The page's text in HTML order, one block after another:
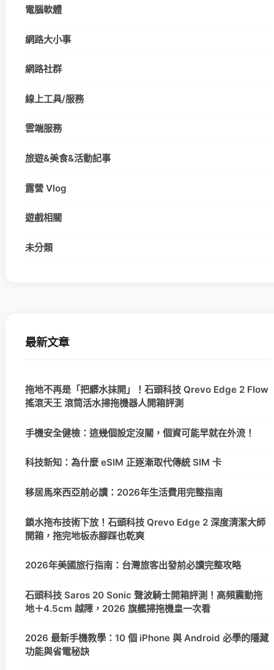
電腦軟體
網路大小事
網路社群
線上工具/服務
雲端服務
旅遊&美食&活動記事
露營 Vlog
遊戲相關
未分類
最新文章
拖地不再是「把髒水抹開」！石頭科技 Qrevo Edge 2 Flow
搖滾天王 滾筒活水掃拖機器人開箱評測
手機安全健檢：這幾個設定沒關，個資可能早就在外流！
科技新知：為什麼 eSIM 正逐漸取代傳統 SIM 卡
移居馬來西亞前必讀：2026年生活費用完整指南
鎖水拖布技術下放！石頭科技 Qrevo Edge 2 深度清潔大師
開箱，拖完地板赤腳踩也乾爽
2026年美國旅行指南：台灣旅客出發前必讀完整攻略
石頭科技 Saros 20 Sonic 聲波騎士開箱評測！高頻震動拖
地＋4.5cm 越障，2026 旗艦掃拖機皇一次看
2026 最新手機教學：10 個 iPhone 與 Android 必學的隱藏
功能與省電秘訣